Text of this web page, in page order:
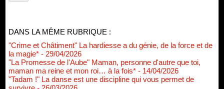
DANS LA MÊME RUBRIQUE :
"Crime et Châtiment" La hardiesse a du génie, de la force et de
la magie* - 29/04/2026
"La Promesse de l'Aube" Maman, personne d'autre que toi,
maman ma reine et mon roi… à la fois* - 14/04/2026
"Tadam !" La danse est une discipline qui vous permet de